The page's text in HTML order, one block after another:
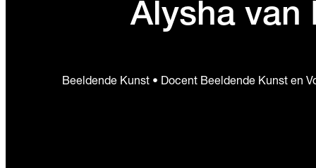
Alysha van
Beeldende Kunst • Docent Beeldende Kunst en